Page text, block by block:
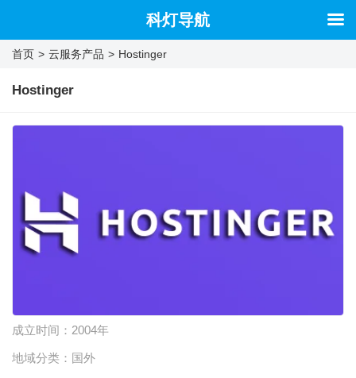
首页 > 云服务产品 > Hostinger
Hostinger
成立时间： 2004年
地域分类： 国外
科灯导航